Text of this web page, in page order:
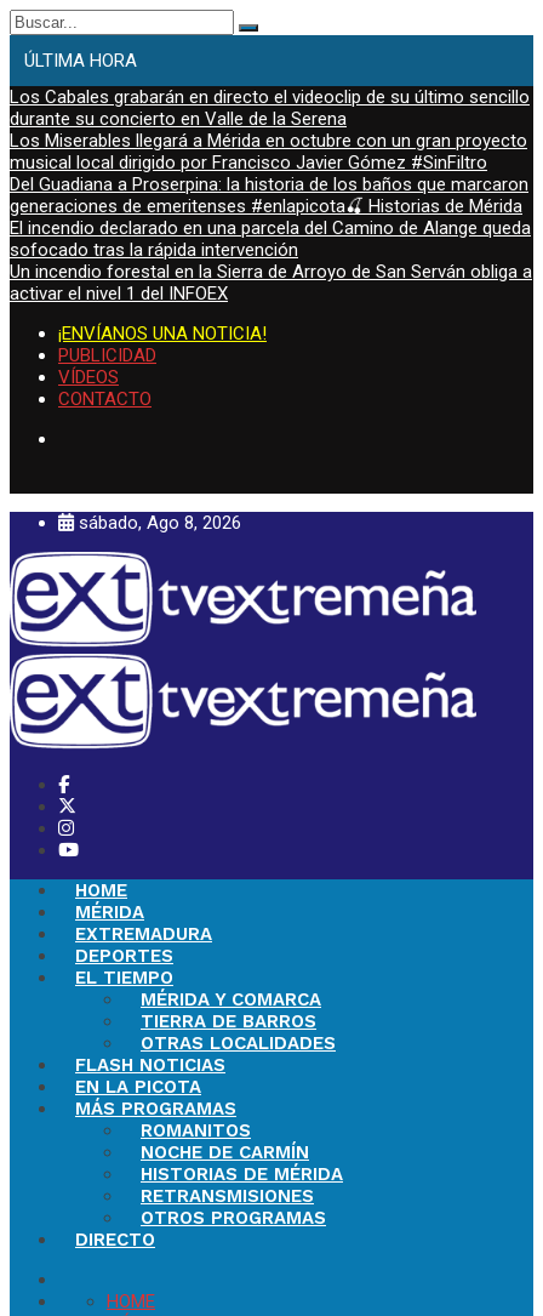
Buscar:
ÚLTIMA HORA
Los Cabales grabarán en directo el videoclip de su último sencillo
durante su concierto en Valle de la Serena
Los Miserables llegará a Mérida en octubre con un gran proyecto
musical local dirigido por Francisco Javier Gómez #SinFiltro
Del Guadiana a Proserpina: la historia de los baños que marcaron
generaciones de emeritenses #enlapicota🍒 Historias de Mérida
El incendio declarado en una parcela del Camino de Alange queda
sofocado tras la rápida intervención
Un incendio forestal en la Sierra de Arroyo de San Serván obliga a
activar el nivel 1 del INFOEX
¡ENVÍANOS UNA NOTICIA!
PUBLICIDAD
VÍDEOS
CONTACTO
sábado, Ago 8, 2026
HOME
MÉRIDA
EXTREMADURA
DEPORTES
EL TIEMPO
MÉRIDA Y COMARCA
TIERRA DE BARROS
OTRAS LOCALIDADES
FLASH NOTICIAS
EN LA PICOTA
MÁS PROGRAMAS
ROMANITOS
NOCHE DE CARMÍN
HISTORIAS DE MÉRIDA
RETRANSMISIONES
OTROS PROGRAMAS
DIRECTO
HOME